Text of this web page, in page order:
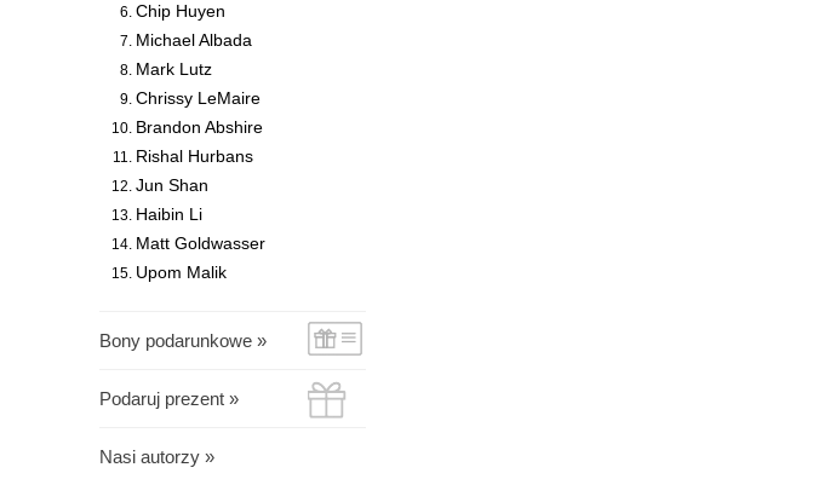
Chip Huyen
Michael Albada
Mark Lutz
Chrissy LeMaire
Brandon Abshire
Rishal Hurbans
Jun Shan
Haibin Li
Matt Goldwasser
Upom Malik
Bony podarunkowe »
Podaruj prezent »
Nasi autorzy »